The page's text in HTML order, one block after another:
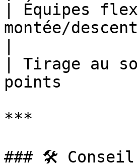
| Équipes
montée/
| Tirage au
points        |
***
### 🛠️